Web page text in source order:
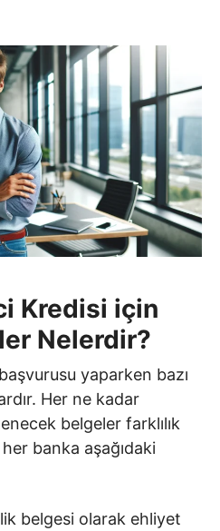
Kredisi için
Nelerdir?
yaparken bazı
Her ne kadar
belgeler farklılık
banka aşağıdaki
belgesi olarak ehliyet